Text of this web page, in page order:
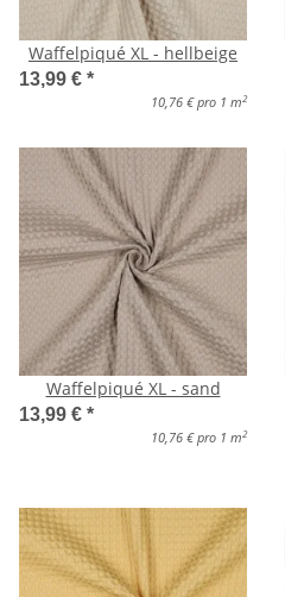
Waffelpiqué XL - hellbeige
13,99 € *
10,76 € pro 1 m 2
Waffelpiqué XL - sand
13,99 € *
10,76 € pro 1 m 2